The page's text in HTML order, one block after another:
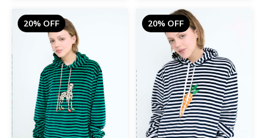
20% OFF 20% OFF